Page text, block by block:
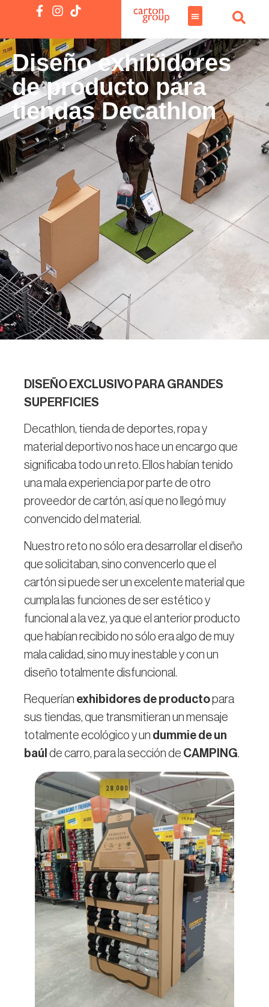
Diseño exhibidores
de producto para
tiendas Decathlon
DISEÑO EXCLUSIVO PARA GRANDES
SUPERFICIES
Decathlon, tienda de deportes, ropa y
material deportivo nos hace un encargo que
significaba todo un reto. Ellos habían tenido
una mala experiencia por parte de otro
proveedor de cartón, así que no llegó muy
convencido del material.
Nuestro reto no sólo era desarrollar el diseño
que solicitaban, sino convencerlo que el
cartón si puede ser un excelente material que
cumpla las funciones de ser estético y
funcional a la vez, ya que el anterior producto
que habían recibido no sólo era algo de muy
mala calidad, sino muy inestable y con un
diseño totalmente disfuncional.
Requerían exhibidores de productopara
sus tiendas, que transmitieran un mensaje
totalmente ecológico y un dummie de un
baúl de carro, para la sección de CAMPING.